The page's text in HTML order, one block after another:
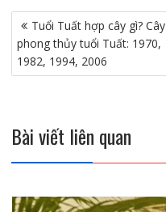
Điều
hướng
bài
viết
Tuổi Tuất hợp cây gì? Cây
phong thủy tuổi Tuất: 1970,
1982, 1994, 2006
Bài viết liên quan